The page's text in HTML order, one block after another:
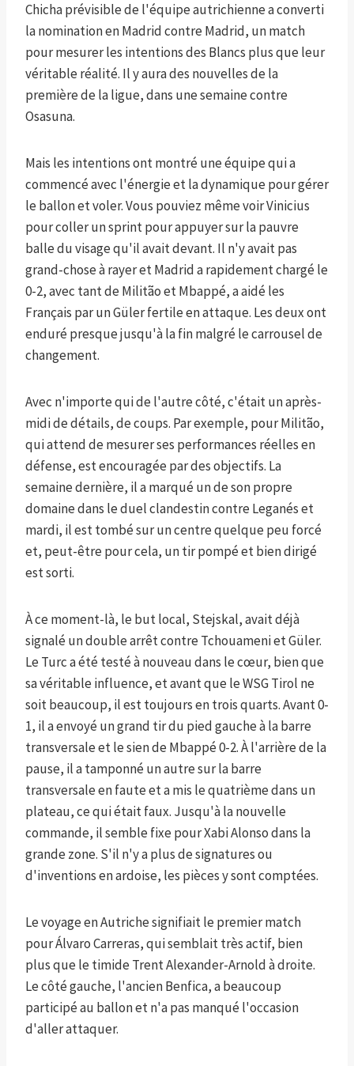
Chicha prévisible de l'équipe autrichienne a converti
la nomination en Madrid contre Madrid, un match
pour mesurer les intentions des Blancs plus que leur
véritable réalité. Il y aura des nouvelles de la
première de la ligue, dans une semaine contre
Osasuna.
Mais les intentions ont montré une équipe qui a
commencé avec l'énergie et la dynamique pour gérer
le ballon et voler. Vous pouviez même voir Vinicius
pour coller un sprint pour appuyer sur la pauvre
balle du visage qu'il avait devant. Il n'y avait pas
grand-chose à rayer et Madrid a rapidement chargé le
0-2, avec tant de Militão et Mbappé, a aidé les
Français par un Güler fertile en attaque. Les deux ont
enduré presque jusqu'à la fin malgré le carrousel de
changement.
Avec n'importe qui de l'autre côté, c'était un après-
midi de détails, de coups. Par exemple, pour Militão,
qui attend de mesurer ses performances réelles en
défense, est encouragée par des objectifs. La
semaine dernière, il a marqué un de son propre
domaine dans le duel clandestin contre Leganés et
mardi, il est tombé sur un centre quelque peu forcé
et, peut-être pour cela, un tir pompé et bien dirigé
est sorti.
À ce moment-là, le but local, Stejskal, avait déjà
signalé un double arrêt contre Tchouameni et Güler.
Le Turc a été testé à nouveau dans le cœur, bien que
sa véritable influence, et avant que le WSG Tirol ne
soit beaucoup, il est toujours en trois quarts. Avant 0-
1, il a envoyé un grand tir du pied gauche à la barre
transversale et le sien de Mbappé 0-2. À l'arrière de la
pause, il a tamponné un autre sur la barre
transversale en faute et a mis le quatrième dans un
plateau, ce qui était faux. Jusqu'à la nouvelle
commande, il semble fixe pour Xabi Alonso dans la
grande zone. S'il n'y a plus de signatures ou
d'inventions en ardoise, les pièces y sont comptées.
Le voyage en Autriche signifiait le premier match
pour Álvaro Carreras, qui semblait très actif, bien
plus que le timide Trent Alexander-Arnold à droite.
Le côté gauche, l'ancien Benfica, a beaucoup
participé au ballon et n'a pas manqué l'occasion
d'aller attaquer.